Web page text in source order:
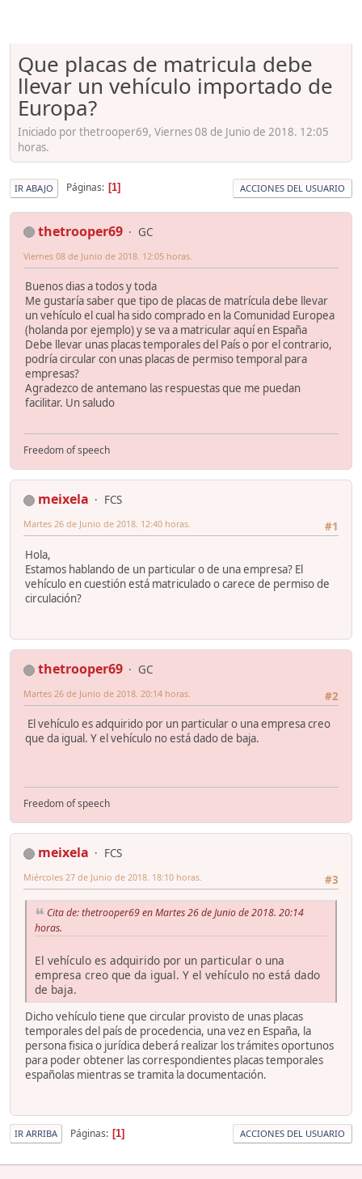
Que placas de matricula debe
llevar un vehículo importado de
Europa?
Iniciado por thetrooper69, Viernes 08 de Junio de 2018. 12:05
horas.
IR ABAJO Páginas 1 ACCIONES DEL USUARIO
thetrooper69 GC
Viernes 08 de Junio de 2018. 12:05 horas.
Buenos dias a todos y toda
Me gustaría saber que tipo de placas de matrícula debe llevar
un vehículo el cual ha sido comprado en la Comunidad Europea
(holanda por ejemplo) y se va a matricular aquí en España
Debe llevar unas placas temporales del País o por el contrario,
podría circular con unas placas de permiso temporal para
empresas?
Agradezco de antemano las respuestas que me puedan
facilitar. Un saludo
Freedom of speech
meixela
FCS
#1
Martes 26 de Junio de 2018. 12:40 horas.
Hola,
Estamos hablando de un particular o de una empresa? El
vehículo en cuestión está matriculado o carece de permiso de
circulación?
thetrooper69
GC
#2
Martes 26 de Junio de 2018. 20:14 horas.
El vehículo es adquirido por un particular o una empresa creo
que da igual. Y el vehículo no está dado de baja.
Freedom of speech
meixela
FCS
#3
Miércoles 27 de Junio de 2018. 18:10 horas.
Cita de: thetrooper69 en Martes 26 de Junio de 2018. 20:14
horas.
El vehículo es adquirido por un particular o una
empresa creo que da igual. Y el vehículo no está dado
de baja.
Dicho vehículo tiene que circular provisto de unas placas
temporales del país de procedencia, una vez en España, la
persona fisica o jurídica deberá realizar los trámites oportunos
para poder obtener las correspondientes placas temporales
españolas mientras se tramita la documentación.
IR ARRIBA Páginas 1 ACCIONES DEL USUARIO